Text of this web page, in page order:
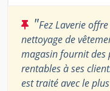
"Fez Laverie
nettoyage de
magasin fournit des
rentables à ses
est traité avec le